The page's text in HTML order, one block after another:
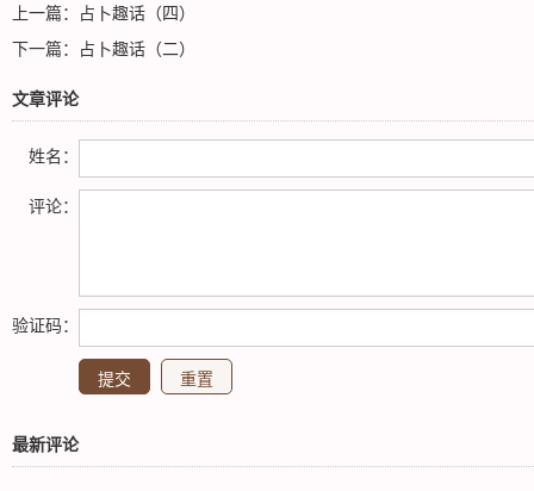
上一篇：
占卜趣话（四）
下一篇：
占卜趣话（二）
文章评论
姓名：
评论：
验证码：
最新评论